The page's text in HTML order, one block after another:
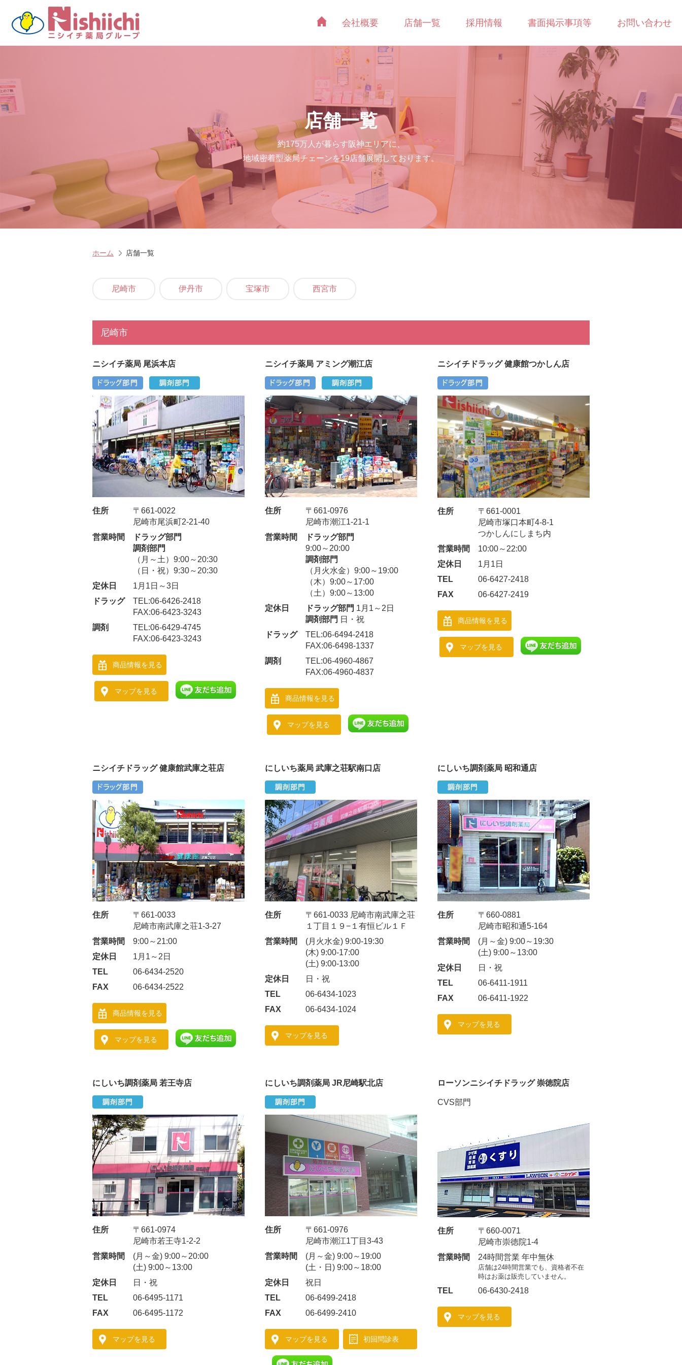
会社概要 店舗一覧 採用情報 書面掲示事項等 お問い合わせ
店舗一覧
約175万人が暮らす阪神エリアに、
地域密着型薬局チェーンを19店舗展開しております。
ホーム 店舗一覧
尼崎市 伊丹市 宝塚市 西宮市
尼崎市
ニシイチ薬局 尾浜本店
住所
〒661-0022
尼崎市尾浜町2-21-40
営業時間
ドラッグ部門
調剤部門
（月～土）9:00～20:30
（日・祝）9:30～20:30
定休日
1月1日～3日
ドラッグ
TEL:06-6426-2418
FAX:06-6423-3243
調剤
TEL:06-6429-4745
FAX:06-6423-3243
商品情報を見る
マップを見る
ニシイチ薬局 アミング潮江店
住所
〒661-0976
尼崎市潮江1-21-1
営業時間
ドラッグ部門
9:00～20:00
調剤部門
（月火水金）9:00～19:00
（木）9:00～17:00
（土）9:00～13:00
定休日
ドラッグ部門 1月1～2日
調剤部門 日・祝
ドラッグ
TEL:06-6494-2418
FAX:06-6498-1337
調剤
TEL:06-4960-4867
FAX:06-4960-4837
商品情報を見る
マップを見る
ニシイチドラッグ 健康館つかしん店
住所
〒661-0001
尼崎市塚口本町4-8-1
つかしんにしまち内
営業時間
10:00～22:00
定休日
1月1日
TEL
06-6427-2418
FAX
06-6427-2419
商品情報を見る
マップを見る
ニシイチドラッグ 健康館武庫之荘店
住所
〒661-0033
尼崎市南武庫之荘1-3-27
営業時間
9:00～21:00
定休日
1月1～2日
TEL
06-6434-2520
FAX
06-6434-2522
商品情報を見る
マップを見る
にしいち薬局 武庫之荘駅南口店
住所
〒661-0033 尼崎市南武庫之荘
１丁目１９−１有恒ビル１Ｆ
営業時間
(月火水金) 9:00-19:30
(木) 9:00-17:00
(土) 9:00-13:00
定休日
日・祝
TEL
06-6434-1023
FAX
06-6434-1024
マップを見る
にしいち調剤薬局 昭和通店
住所
〒660-0881
尼崎市昭和通5-164
営業時間
(月～金) 9:00～19:30
(土) 9:00～13:00
定休日
日・祝
TEL
06-6411-1911
FAX
06-6411-1922
マップを見る
にしいち調剤薬局 若王寺店
住所
〒661-0974
尼崎市若王寺1-2-2
営業時間
(月～金) 9:00～20:00
(土) 9:00～13:00
定休日
日・祝
TEL
06-6495-1171
FAX
06-6495-1172
マップを見る
にしいち調剤薬局 JR尼崎駅北店
住所
〒661-0976
尼崎市潮江1丁目3-43
営業時間
(月～金) 9:00～19:00
(土・日) 9:00～18:00
定休日
祝日
TEL
06-6499-2418
FAX
06-6499-2410
マップを見る 初回問診表
ローソンニシイチドラッグ 崇徳院店
CVS部門
住所
〒660-0071
尼崎市崇徳院1-4
営業時間
24時間営業 年中無休
店舗は24時間営業でも、資格者不在
時はお薬は販売していません。
TEL 06-6430-2418
マップを見る